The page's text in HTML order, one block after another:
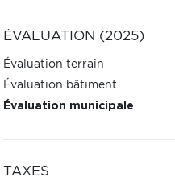
ÉVALUATION (2025)
Évaluation terrain
Évaluation bâtiment
Évaluation municipale
TAXES